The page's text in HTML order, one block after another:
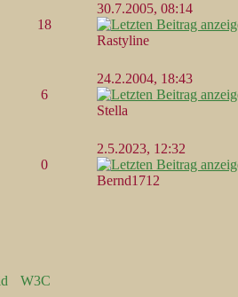
18
30.7.2005, 08:14
Rastyline
6
24.2.2004, 18:43
Stella
0
2.5.2023, 12:32
Bernd1712